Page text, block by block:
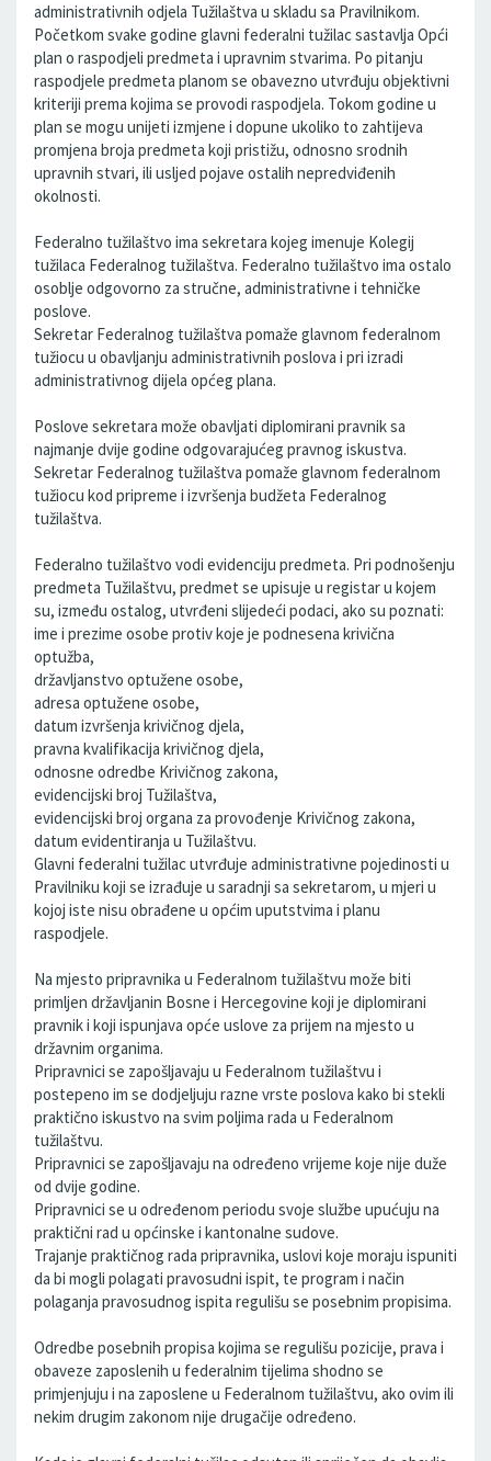
administrativnih odjela Tužilaštva u skladu sa Pravilnikom.
Početkom svake godine glavni federalni tužilac sastavlja Opći
plan o raspodjeli predmeta i upravnim stvarima. Po pitanju
raspodjele predmeta planom se obavezno utvrđuju objektivni
kriteriji prema kojima se provodi raspodjela. Tokom godine u
plan se mogu unijeti izmjene i dopune ukoliko to zahtijeva
promjena broja predmeta koji pristižu, odnosno srodnih
upravnih stvari, ili usljed pojave ostalih nepredviđenih
okolnosti.
Federalno tužilaštvo ima sekretara kojeg imenuje Kolegij
tužilaca Federalnog tužilaštva. Federalno tužilaštvo ima ostalo
osoblje odgovorno za stručne, administrativne i tehničke
poslove.
Sekretar Federalnog tužilaštva pomaže glavnom federalnom
tužiocu u obavljanju administrativnih poslova i pri izradi
administrativnog dijela općeg plana.
Poslove sekretara može obavljati diplomirani pravnik sa
najmanje dvije godine odgovarajućeg pravnog iskustva.
Sekretar Federalnog tužilaštva pomaže glavnom federalnom
tužiocu kod pripreme i izvršenja budžeta Federalnog
tužilaštva.
Federalno tužilaštvo vodi evidenciju predmeta. Pri podnošenju
predmeta Tužilaštvu, predmet se upisuje u registar u kojem
su, između ostalog, utvrđeni slijedeći podaci, ako su poznati:
ime i prezime osobe protiv koje je podnesena krivična
optužba,
državljanstvo optužene osobe,
adresa optužene osobe,
datum izvršenja krivičnog djela,
pravna kvalifikacija krivičnog djela,
odnosne odredbe Krivičnog zakona,
evidencijski broj Tužilaštva,
evidencijski broj organa za provođenje Krivičnog zakona,
datum evidentiranja u Tužilaštvu.
Glavni federalni tužilac utvrđuje administrativne pojedinosti u
Pravilniku koji se izrađuje u saradnji sa sekretarom, u mjeri u
kojoj iste nisu obrađene u općim uputstvima i planu
raspodjele.
Na mjesto pripravnika u Federalnom tužilaštvu može biti
primljen državljanin Bosne i Hercegovine koji je diplomirani
pravnik i koji ispunjava opće uslove za prijem na mjesto u
državnim organima.
Pripravnici se zapošljavaju u Federalnom tužilaštvu i
postepeno im se dodjeljuju razne vrste poslova kako bi stekli
praktično iskustvo na svim poljima rada u Federalnom
tužilaštvu.
Pripravnici se zapošljavaju na određeno vrijeme koje nije duže
od dvije godine.
Pripravnici se u određenom periodu svoje službe upućuju na
praktični rad u općinske i kantonalne sudove.
Trajanje praktičnog rada pripravnika, uslovi koje moraju ispuniti
da bi mogli polagati pravosudni ispit, te program i način
polaganja pravosudnog ispita regulišu se posebnim propisima.
Odredbe posebnih propisa kojima se regulišu pozicije, prava i
obaveze zaposlenih u federalnim tijelima shodno se
primjenjuju i na zaposlene u Federalnom tužilaštvu, ako ovim ili
nekim drugim zakonom nije drugačije određeno.